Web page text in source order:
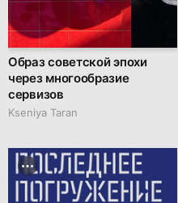
Образ советской эпохи
через многообразие
сервизов
Kseniya Taran